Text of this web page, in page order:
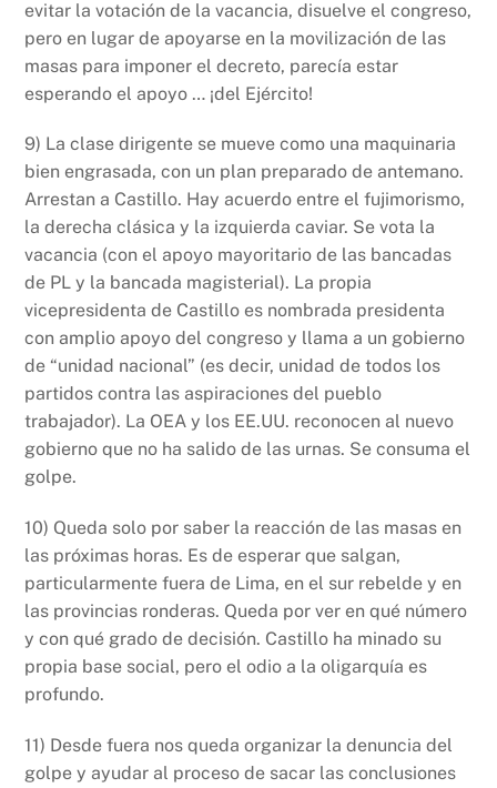
evitar la votación de la vacancia, disuelve el congreso,
pero en lugar de apoyarse en la movilización de las
masas para imponer el decreto, parecía estar
esperando el apoyo … ¡del Ejército!
9) La clase dirigente se mueve como una maquinaria
bien engrasada, con un plan preparado de antemano.
Arrestan a Castillo. Hay acuerdo entre el fujimorismo,
la derecha clásica y la izquierda caviar. Se vota la
vacancia (con el apoyo mayoritario de las bancadas
de PL y la bancada magisterial). La propia
vicepresidenta de Castillo es nombrada presidenta
con amplio apoyo del congreso y llama a un gobierno
de “unidad nacional” (es decir, unidad de todos los
partidos contra las aspiraciones del pueblo
trabajador). La OEA y los EE.UU. reconocen al nuevo
gobierno que no ha salido de las urnas. Se consuma el
golpe.
10) Queda solo por saber la reacción de las masas en
las próximas horas. Es de esperar que salgan,
particularmente fuera de Lima, en el sur rebelde y en
las provincias ronderas. Queda por ver en qué número
y con qué grado de decisión. Castillo ha minado su
propia base social, pero el odio a la oligarquía es
profundo.
11) Desde fuera nos queda organizar la denuncia del
golpe y ayudar al proceso de sacar las conclusiones